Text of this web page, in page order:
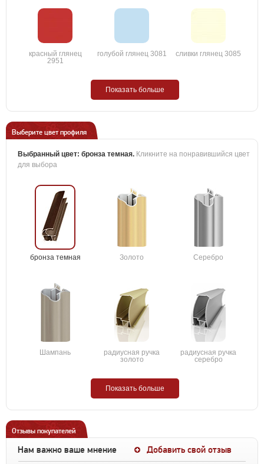
красный глянец
2951
голубой глянец 3081 сливки глянец 3085
Показать больше
Выберите цвет профиля
Выбранный цвет: бронза темная. Кликните на понравившийся цвет
для выбора
бронза темная Золото Серебро
Шампань
радиусная ручка
золото
радиусная ручка
серебро
Показать больше
Отзывы покупателей
Нам важно ваше мнение Добавить свой отзыв